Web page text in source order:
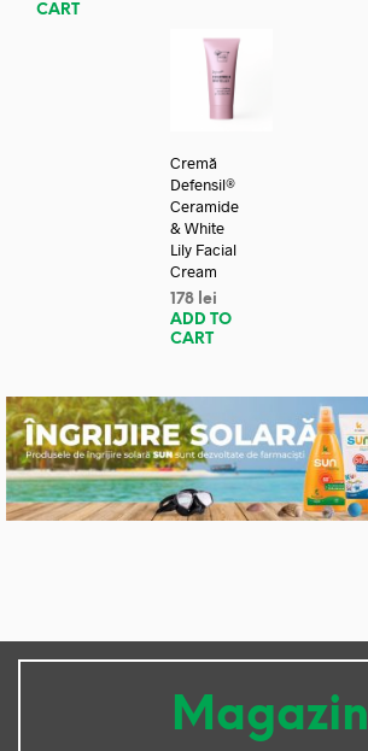
CART
Cremă
Defensil®
Ceramide
& White
Lily Facial
Cream
178 lei
ADD TO
CART
Magazin